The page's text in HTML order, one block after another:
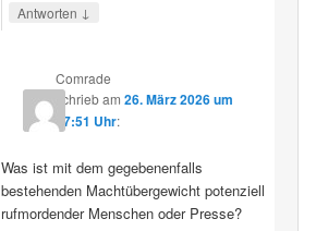
Antworten ↓
Comrade
schriebam 26. März 2026 um
17:51 Uhr:
Was ist mit dem gegebenenfalls
bestehenden Machtübergewicht potenziell
rufmordender Menschen oder Presse?